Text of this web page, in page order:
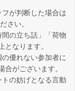
が判断した場合は
さい。
の立ち話」「荷物
なります。
優れない参加者に
がございます。
の妨げとなる言動